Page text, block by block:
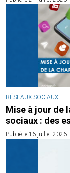
RÉSEAUX SOCIAUX
Mise à jour de
sociaux : des
Publié le 16 juillet 2026